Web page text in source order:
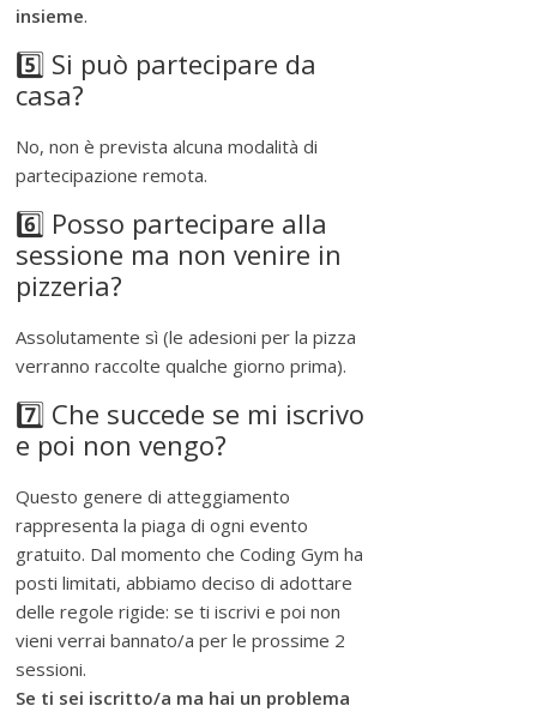
insieme.
5️⃣ Si può partecipare da
casa?
No, non è prevista alcuna modalità di
partecipazione remota.
6️⃣ Posso partecipare alla
sessione ma non venire in
pizzeria?
Assolutamente sì (le adesioni per la pizza
verranno raccolte qualche giorno prima).
7️⃣ Che succede se mi iscrivo
e poi non vengo?
Questo genere di atteggiamento
rappresenta la piaga di ogni evento
gratuito. Dal momento che Coding Gym ha
posti limitati, abbiamo deciso di adottare
delle regole rigide: se ti iscrivi e poi non
vieni verrai bannato/a per le prossime 2
sessioni.
Se ti sei iscritto/a ma hai un problema